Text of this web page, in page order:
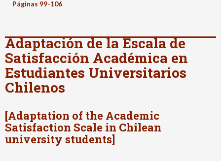
Páginas 99-106
Adaptación de la Escala de
Satisfacción Académica en
Estudiantes Universitarios
Chilenos
[Adaptation of the Academic
Satisfaction Scale in Chilean
university students]